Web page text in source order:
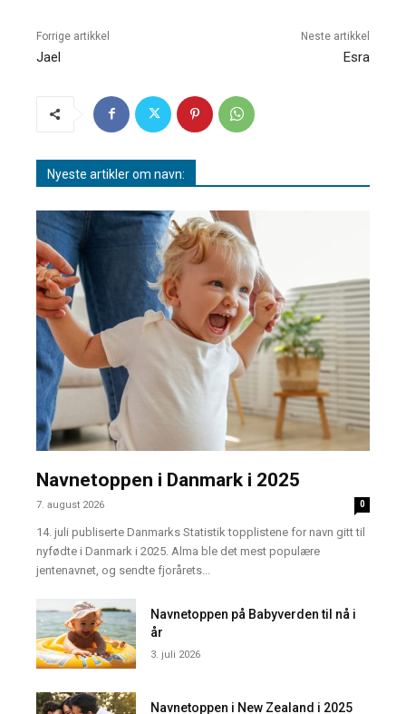
Forrige artikkel
Jael
Neste artikkel
Esra
Nyeste artikler om navn:
Navnetoppen i Danmark i 2025
7. august 2026 0
14. juli publiserte Danmarks Statistik topplistene for navn gitt til
nyfødte i Danmark i 2025. Alma ble det mest populære
jentenavnet, og sendte fjorårets...
Navnetoppen på Babyverden til nå i
år
3. juli 2026
Navnetoppen i New Zealand i 2025